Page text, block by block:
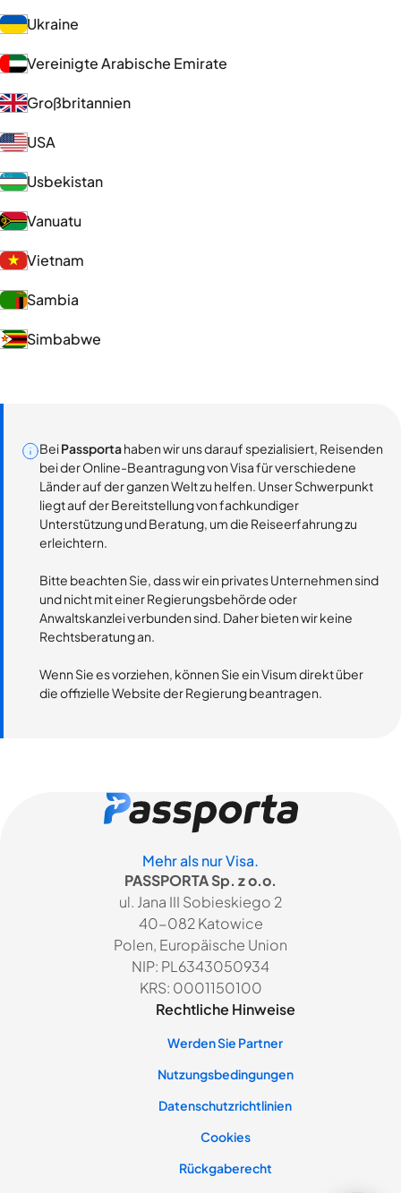
Ukraine
Vereinigte Arabische Emirate
Großbritannien
USA
Usbekistan
Vanuatu
Vietnam
Sambia
Simbabwe
BeiPassportahaben wir uns darauf spezialisiert, Reisenden
bei der Online-Beantragung von Visa für verschiedene
Länder auf der ganzen Welt zu helfen. Unser Schwerpunkt
liegt auf der Bereitstellung von fachkundiger
Unterstützung und Beratung, um die Reiseerfahrung zu
erleichtern.
Bitte beachten Sie, dass wir ein privates Unternehmen sind
und nicht mit einer Regierungsbehörde oder
Anwaltskanzlei verbunden sind. Daher bieten wir keine
Rechtsberatung an.
Wenn Sie es vorziehen, können Sie ein Visum direkt über
die offizielle Website der Regierung beantragen.
Mehr als nur Visa.
PASSPORTA Sp. z o.o.
ul. Jana III Sobieskiego 2
40-082 Katowice
Polen, Europäische Union
NIP: PL6343050934
KRS: 0001150100
Rechtliche Hinweise
Werden Sie Partner
Nutzungsbedingungen
Datenschutzrichtlinien
Cookies
Rückgaberecht